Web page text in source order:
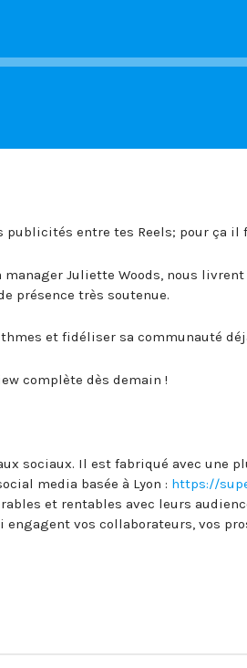
publicités entre tes Reels; pour ça il
Juliette Woods, nous
présence très soutenue.
et fidéliser sa communauté
complète dès demain !
sociaux. Il est fabriqué avec une
media basée à Lyon : https://
et rentables avec leurs
vos collaborateurs, vos